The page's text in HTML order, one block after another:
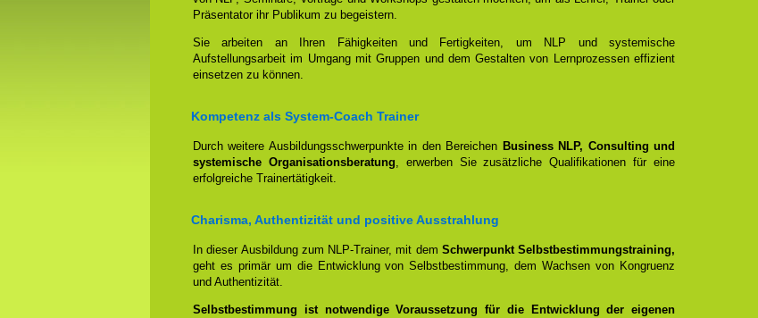
Präsentator ihr Publikum zu begeistern.
Sie arbeiten an Ihren Fähigkeiten und Fertigkeiten, um NLP und systemische
Aufstellungsarbeit im Umgang mit Gruppen und dem Gestalten von Lernprozessen effizient
einsetzen zu können.
Kompetenz als System-Coach Trainer
Durch weitere Ausbildungsschwerpunkte in den Bereichen Business NLP, Consulting und
systemische Organisationsberatung, erwerben Sie zusätzliche Qualifikationen für eine
erfolgreiche Trainertätigkeit.
Charisma, Authentizität und positive Ausstrahlung
In dieser Ausbildung zum NLP-Trainer, mit dem Schwerpunkt Selbstbestimmungstraining,
geht es primär um die Entwicklung von Selbstbestimmung, dem Wachsen von Kongruenz
und Authentizität.
Selbstbestimmung ist notwendige Voraussetzung für die Entwicklung der eigenen